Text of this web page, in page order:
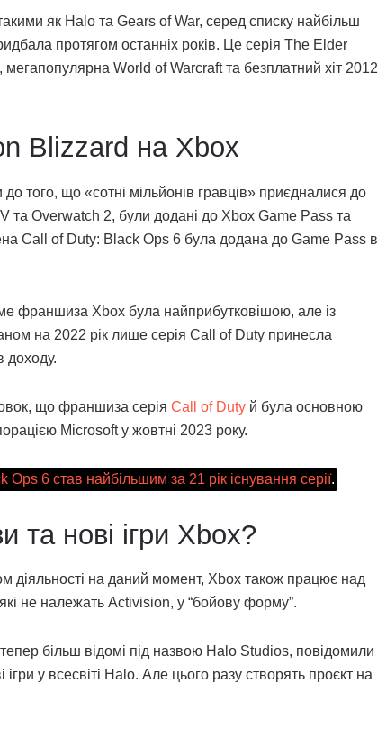
як Halo та Gears of War, серед списку найбільш
протягом останніх років. Це серія The Elder
World of Warcraft та безплатний хіт 2012
Blizzard на Xbox
того, що «сотні мільйонів гравців» приєдналися до
IV та Overwatch 2, були додані до Xbox Game Pass та
Call of Duty: Black Ops 6 була додана до Game Pass в
франшиза Xbox була найприбутковішою, але із
на 2022 рік лише серія Call of Duty принесла
доходу.
що франшиза серія Call of Duty й була основною
Microsoft у жовтні 2023 року.
Ops 6 став найбільшим за 21 рік існування серії.
та нові ігри Xbox?
діяльності на даний момент, Xbox також працює над
не належать Activision, у “бойову форму”.
більш відомі під назвою Halo Studios, повідомили
у всесвіті Halo. Але цього разу створять проєкт на